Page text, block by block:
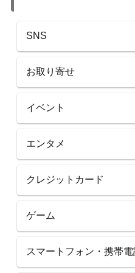
SNS
お取り寄せ
イベント
エンタメ
クレジットカード
ゲーム
スマートフォン・携帯電